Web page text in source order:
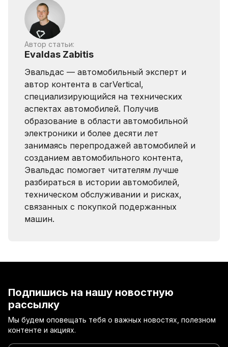
Автор статьи:
Evaldas Zabitis
Эвальдас — автомобильный эксперт и
автор контента в carVertical,
специализирующийся на технических
аспектах автомобилей. Получив
образование в области автомобильной
электроники и более десяти лет
занимаясь перепродажей автомобилей и
созданием автомобильного контента,
Эвальдас помогает читателям лучше
разбираться в истории автомобилей,
техническом обслуживании и рисках,
связанных с покупкой подержанных
машин.
Подпишись на нашу новостную
рассылку
Мы будем оповещать тебя о важных новостях, полезном
контенте и акциях.